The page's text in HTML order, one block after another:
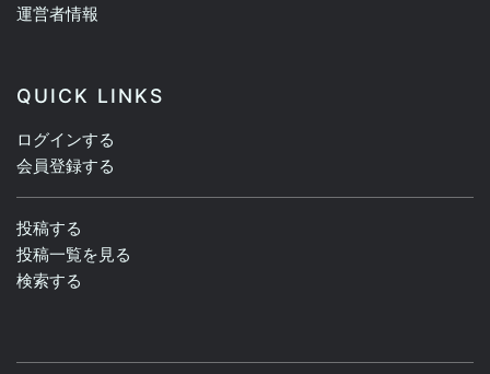
運営者情報
QUICK LINKS
ログインする
会員登録する
投稿する
投稿一覧を見る
検索する